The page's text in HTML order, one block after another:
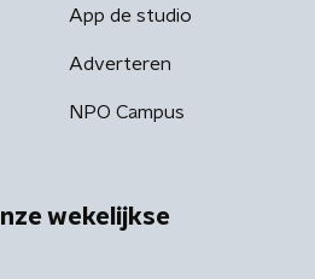
App de studio
Adverteren
NPO Campus
wekelijkse